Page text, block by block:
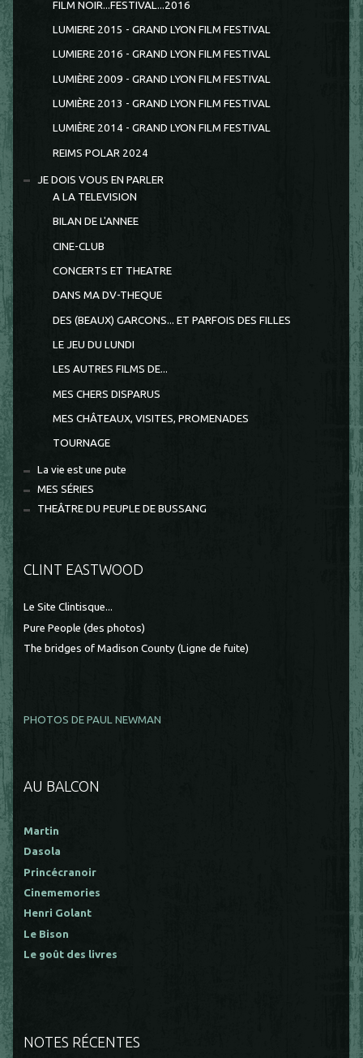
FILM NOIR...FESTIVAL...2016
LUMIERE 2015 - GRAND LYON FILM FESTIVAL
LUMIERE 2016 - GRAND LYON FILM FESTIVAL
LUMIÈRE 2009 - GRAND LYON FILM FESTIVAL
LUMIÈRE 2013 - GRAND LYON FILM FESTIVAL
LUMIÈRE 2014 - GRAND LYON FILM FESTIVAL
REIMS POLAR 2024
JE DOIS VOUS EN PARLER
A LA TELEVISION
BILAN DE L'ANNEE
CINE-CLUB
CONCERTS ET THEATRE
DANS MA DV-THEQUE
DES (BEAUX) GARCONS... ET PARFOIS DES FILLES
LE JEU DU LUNDI
LES AUTRES FILMS DE...
MES CHERS DISPARUS
MES CHÂTEAUX, VISITES, PROMENADES
TOURNAGE
La vie est une pute
MES SÉRIES
THEÂTRE DU PEUPLE DE BUSSANG
CLINT EASTWOOD
Le Site Clintisque...
Pure People (des photos)
The bridges of Madison County (Ligne de fuite)
PHOTOS DE PAUL NEWMAN
AU BALCON
Martin
Dasola
Princécranoir
Cinememories
Henri Golant
Le Bison
Le goût des livres
NOTES RÉCENTES